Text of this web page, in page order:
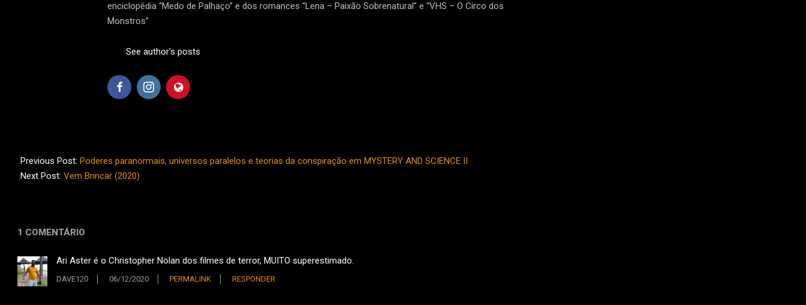
enciclopédia “Medo de Palhaço” e dos romances “Lena – Paixão Sobrenatural” e “VHS – O Circo dos
Monstros”
See author's posts
11-
29
Previous Post: Poderes paranormais, universos paralelos e teorias da conspiração em MYSTERY AND SCIENCE II
Next Post: Vem Brincar (2020)
1 COMENTÁRIO
Ari Aster é o Christopher Nolan dos filmes de terror, MUITO superestimado.
DAVE120 06/12/2020 PERMALINK RESPONDER